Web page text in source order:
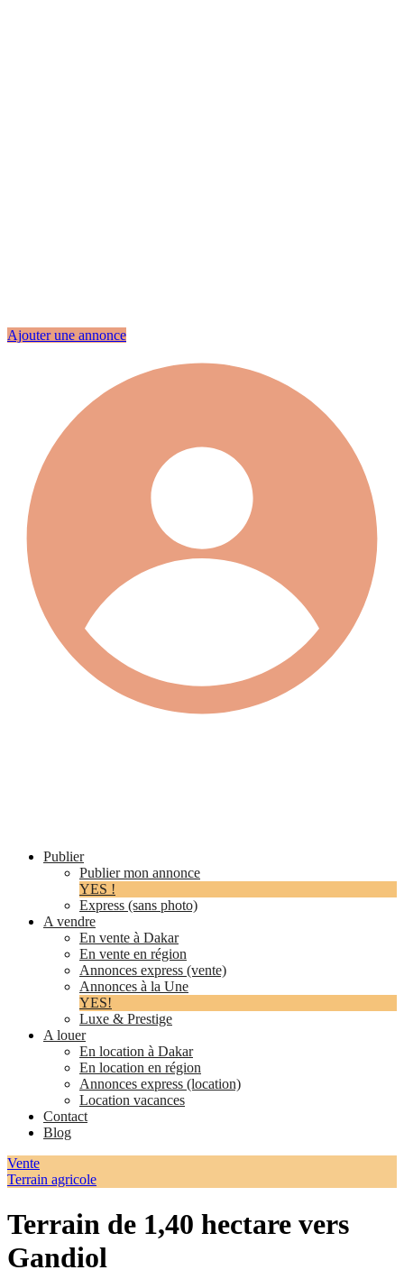
Ajouter une annonce
Publier
Publier mon annonce
YES !
Express (sans photo)
A vendre
En vente à Dakar
En vente en région
Annonces express (vente)
Annonces à la Une
YES!
Luxe & Prestige
A louer
En location à Dakar
En location en région
Annonces express (location)
Location vacances
Contact
Blog
Vente
Terrain agricole
Terrain de 1,40 hectare vers
Gandiol